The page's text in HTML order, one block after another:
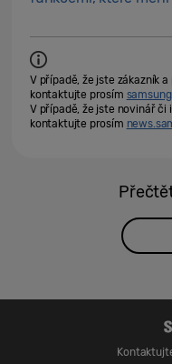
V případě, že jste zákazník
kontaktujte prosím
V případě, že jste novinář či
kontaktujte prosím